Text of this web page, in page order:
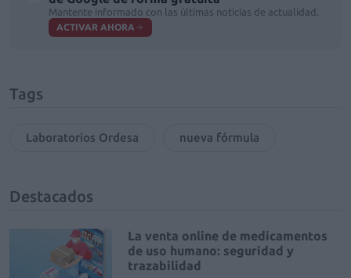
Mantente informado con las últimas noticias de actualidad.
ACTIVAR AHORA
Tags
Laboratorios Ordesa nueva fórmula
Destacados
La venta online de medicamentos
de uso humano: seguridad y
trazabilidad